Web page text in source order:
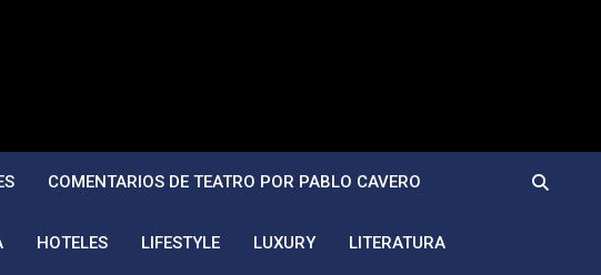
COMENTARIOS DE TEATRO POR PABLO CAVERO
HOTELES LIFESTYLE LUXURY LITERATURA